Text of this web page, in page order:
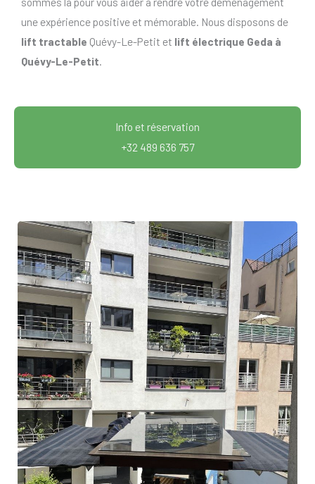
une expérience positive et mémorable. Nous disposons de
lift tractable Quévy-Le-Petit et lift électrique Geda à
Quévy-Le-Petit.
Info et réservation
+32 489 636 757